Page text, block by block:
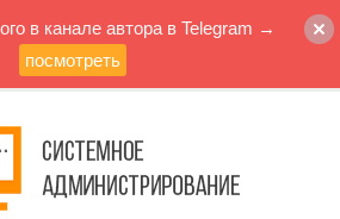
в канале автора в Telegram →
посмотреть